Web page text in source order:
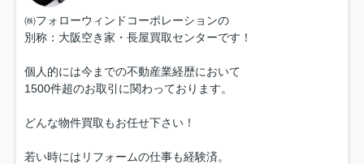
㈱フォローウィンドコーポレーションの
別称：大阪空き家・長屋買取センターです！
個人的には今までの不動産業経歴において
1500件超のお取引に関わっております。
どんな物件買取もお任せ下さい！
若い時にはリフォームの仕事も経験済。